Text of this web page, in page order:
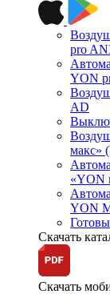
pro
YON
AD
макс»
«YON
YON
Скачать
Скачать